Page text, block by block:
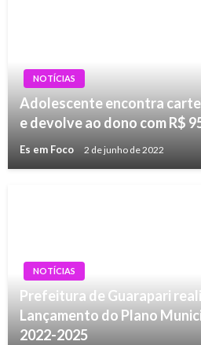
NOTÍCIAS
Adolescente encontra
e devolve ao dono com R$
Es em Foco 2 de junho de 2022
NOTÍCIAS
Prefeitura de Guarapari
Lançamento do Plano
2022-2025